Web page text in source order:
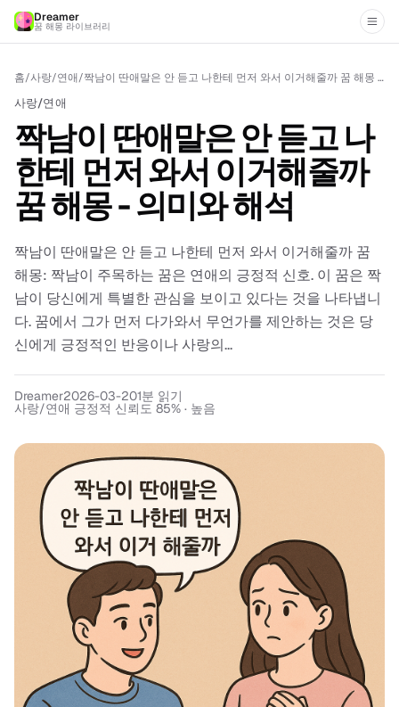
Dreamer
꿈 해몽 라이브러리
홈/사랑/연애/ 짝남이 딴애말은 안 듣고 나한테 먼저 와서 이거해줄까 꿈 해몽 - 의미와 해석
사랑/연애
짝남이 딴애말은 안 듣고 나
한테 먼저 와서 이거해줄까
꿈 해몽 - 의미와 해석
짝남이 딴애말은 안 듣고 나한테 먼저 와서 이거해줄까 꿈
해몽: 짝남이 주목하는 꿈은 연애의 긍정적 신호. 이 꿈은 짝
남이 당신에게 특별한 관심을 보이고 있다는 것을 나타냅니
다. 꿈에서 그가 먼저 다가와서 무언가를 제안하는 것은 당
신에게 긍정적인 반응이나 사랑의...
Dreamer2026-03-201분 읽기
사랑/연애 긍정적 신뢰도 85% · 높음